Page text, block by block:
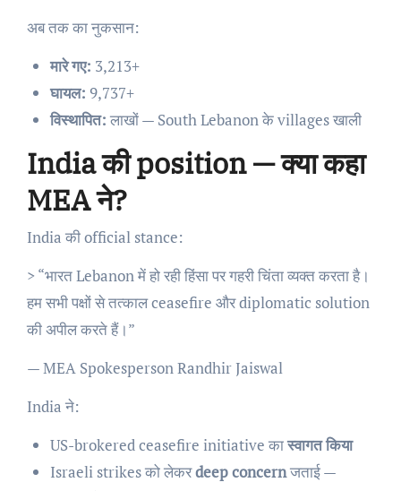
अब तक का नुकसान:
मारे गए: 3,213+
घायल: 9,737+
विस्थापित: लाखों — South Lebanon के villages खाली
India की position — क्या कहा
MEA ने?
India की official stance:
> “भारत Lebanon में हो रही हिंसा पर गहरी चिंता व्यक्त करता है।
हम सभी पक्षों से तत्काल ceasefire और diplomatic solution
की अपील करते हैं।”
— MEA Spokesperson Randhir Jaiswal
India ने:
US-brokered ceasefire initiative कास्वागत किया
Israeli strikes को लेकरdeep concernजताई —